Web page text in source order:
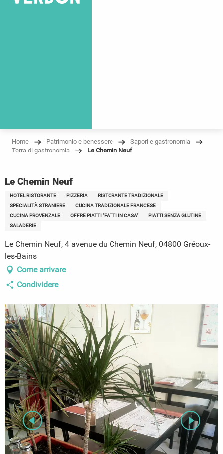
Home Patrimonio e benessere
Sapori e gastronomia
Terra di gastronomia
Le Chemin Neuf
Le Chemin Neuf
HOTEL RISTORANTE PIZZERIA
RISTORANTE TRADIZIONALE
SPECIALITÀ STRANIERE
CUCINA TRADIZIONALE FRANCESE
CUCINA PROVENZALE
OFFRE PIATTI "FATTI IN CASA"
PIATTI SENZA GLUTINE
SALADERIE
Le Chemin Neuf, 4 avenue du Chemin Neuf, 04800 Gréoux-
les-Bains
Come arrivare
Condividere